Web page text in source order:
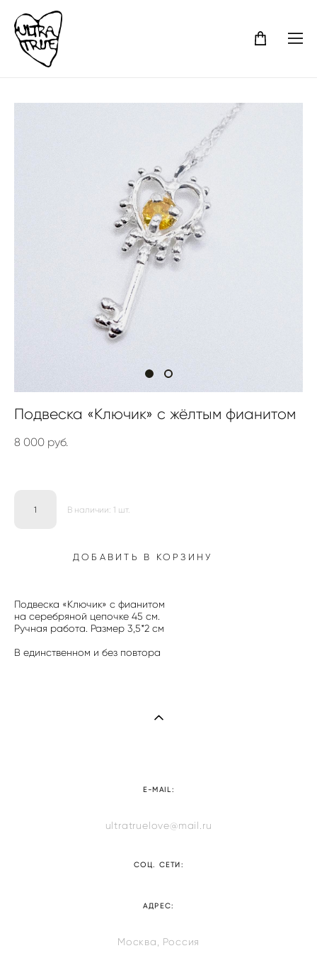
Подвеска «Ключик» с жёлтым фианитом
8 000 pуб.
В наличии: 1 шт.
ДОБАВИТЬ В КОРЗИНУ
Подвеска «Ключик» с фианитом
на серебряной цепочке 45 см.
Ручная работа. Размер 3,5*2 см
В единственном и без повтора
E-MAIL:
ultratruelove@mail.ru
СОЦ. СЕТИ:
АДРЕС:
Москва, Россия